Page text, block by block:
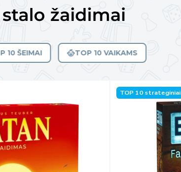
žaidimai
10 ŠEIMAI TOP 10 VAIKAMS
TOP 10 strateginiai